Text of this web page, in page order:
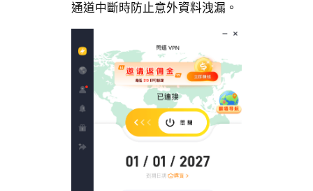
通道中斷時防止意外資料洩漏。